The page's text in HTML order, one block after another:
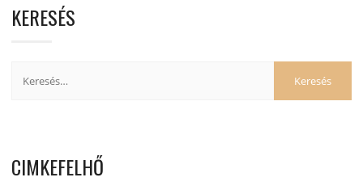
KERESÉS
CIMKEFELHŐ